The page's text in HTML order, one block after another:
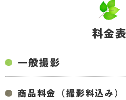
料金表
一般撮影
商品料金（撮影料込み）